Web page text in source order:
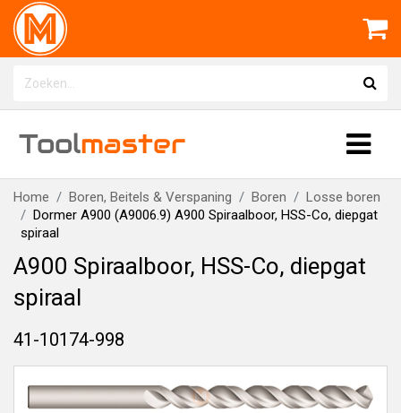
Toolmaster
Home Boren, Beitels & Verspaning Boren
Losse boren
Dormer A900 (A9006.9) A900 Spiraalboor, HSS-Co, diepgat
spiraal
A900 Spiraalboor, HSS-Co, diepgat
spiraal
41-10174-998